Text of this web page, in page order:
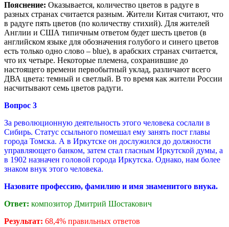
Пояснение: Оказывается, количество цветов в радуге в
разных странах считается разным. Жители Китая считают, что
в радуге пять цветов (по количеству стихий). Для жителей
Англии и США типичным ответом будет шесть цветов (в
английском языке для обозначения голубого и синего цветов
есть только одно слово – blue), в арабских странах считается,
что их четыре. Некоторые племена, сохранившие до
настоящего времени первобытный уклад, различают всего
ДВА цвета: темный и светлый. В то время как жители России
насчитывают семь цветов радуги.
Вопрос 3
За революционную деятельность этого человека сослали в
Сибирь. Статус ссыльного помешал ему занять пост главы
города Томска. А в Иркутске он дослужился до должности
управляющего банком, затем стал гласным Иркутской думы, а
в 1902 назначен головой города Иркутска. Однако, нам более
знаком внук этого человека.
Назовите профессию, фамилию и имя знаменитого внука.
Ответ: композитор Дмитрий Шостакович
Результат: 68,4% правильных ответов